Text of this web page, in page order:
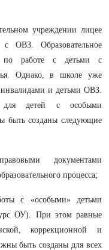
учреждении лицее
Образовательное
по работе с детьми с
Однако, в школе уже
инвалидами и детьми ОВЗ.
для детей с особыми
быть созданы следующие
документами
процесса;
с «особыми» детьми
ОУ). При этом равные
коррекционной и
быть созданы для всех